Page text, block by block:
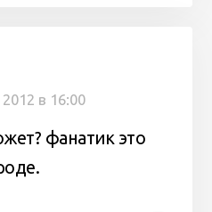
в 16:00
фанатик это